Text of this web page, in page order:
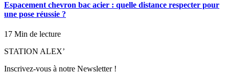
Espacement chevron bac acier : quelle distance respecter pour
une pose réussie ?
17 Min de lecture
STATION ALEX’
Inscrivez-vous à notre Newsletter !